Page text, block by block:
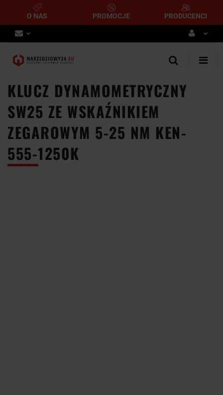
O NAS PROMOCJE PRODUCENCI
Zaloguj się
Dodaj zgłoszenie
KLUCZ DYNAMOMETRYCZNY
SW25 ZE WSKAŹNIKIEM
ZEGAROWYM 5-25 NM KEN-
555-1250K